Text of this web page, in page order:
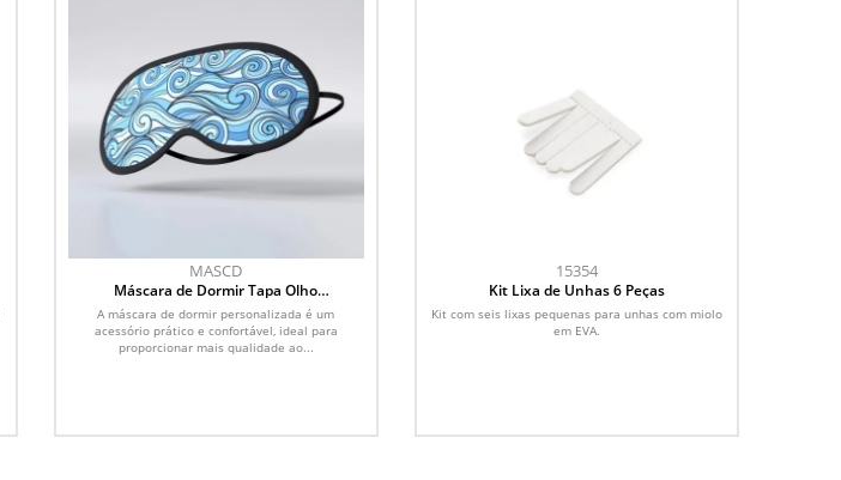
MASCD
Máscara de Dormir Tapa Olho
Personalizada
A máscara de dormir personalizada é um
acessório prático e confortável, ideal para
proporcionar mais qualidade ao...
15354
Kit Lixa de Unhas 6 Peças
Kit com seis lixas pequenas para unhas com miolo
em EVA.